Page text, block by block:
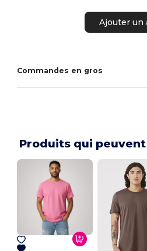
Ajouter un
Commandes en gros
Produits qui